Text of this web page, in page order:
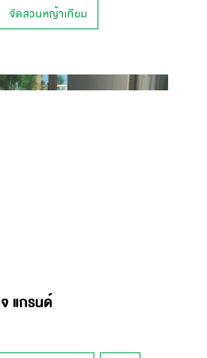
จัดสวนหญ้าเทียม
แกรนด์